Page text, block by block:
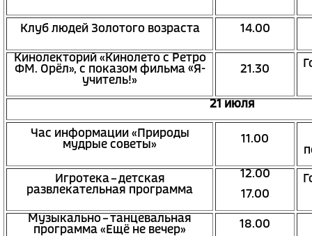
Клуб людей Золотого возраста 14.00
Кинолекторий «Кинолето с Ретро
ФМ. Орёл», с показом фильма «Я-
учитель!»
21.30
21 июля
Час информации «Природы
мудрые советы»
11.00
Игротека – детская
развлекательная программа
12.00
17.00
Музыкально – танцевальная
программа «Ещё не вечер»
18.00